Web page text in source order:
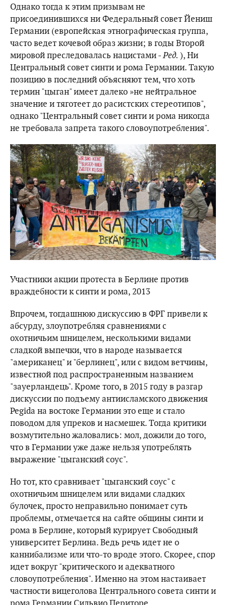
Однако тогда к этим призывам не
присоединившихся ни Федеральный совет Йениш
Германии (европейская этнографическая группа,
часто ведет кочевой образ жизни; в годы Второй
мировой преследовалась нацистами -Ред. ), Ни
Центральный совет синти и рома Германии. Такую
позицию в последний объясняют тем, что хоть
термин "цыган" имеет далеко »не нейтральное
значение и тяготеет до расистских стереотипов",
однако "Центральный совет синти и рома никогда
не требовала запрета такого словоупотребления".
Участники акции протеста в Берлине против
враждебности к синти и рома, 2013
Впрочем, тогдашнюю дискуссию в ФРГ привели к
абсурду, злоупотребляя сравнениями с
охотничьим шницелем, несколькими видами
сладкой выпечки, что в народе называется
"американец" и "берлинец", или с видом ветчины,
известной под распространенным названием
"зауерландець". Кроме того, в 2015 году в разгар
дискуссии по подъему антиисламского движения
Pegida на востоке Германии это еще и стало
поводом для упреков и насмешек. Тогда критики
возмутительно жаловались: мол, дожили до того,
что в Германии уже даже нельзя употреблять
выражение "цыганский соус".
Но тот, кто сравнивает "цыганский соус" с
охотничьим шницелем или видами сладких
булочек, просто неправильно понимает суть
проблемы, отмечается на сайте общины синти и
рома в Берлине, который курирует Свободный
университет Берлина. Ведь речь идет не о
каннибализме или что-то вроде этого. Скорее, спор
идет вокруг "критического и адекватного
словоупотребления". Именно на этом настаивает
частности вицеголова Центрального совета синти и